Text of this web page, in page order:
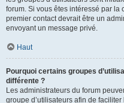
forum. Si vous êtes intéressé par la
premier contact devrait être un
envoyant un message privé.
Haut
Pourquoi certains groupes
différente ?
Les administrateurs du forum
groupe d’utilisateurs afin de